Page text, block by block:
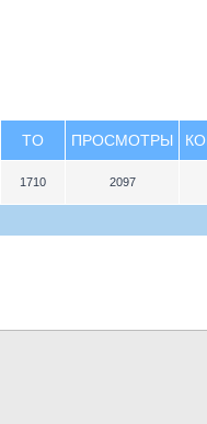
TO ПРОСМОТРЫ
1710 2097